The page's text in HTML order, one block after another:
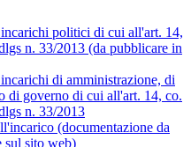
politici di cui all'art. 14,
n. 33/2013 (da pubblicare in
di amministrazione, di
di governo di cui all'art. 14, co.
n. 33/2013
(documentazione da
sul sito web)